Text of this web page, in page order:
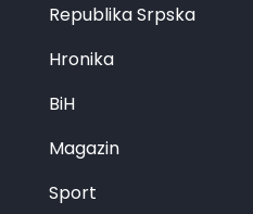
Republika Srpska
Hronika
BiH
Magazin
Sport